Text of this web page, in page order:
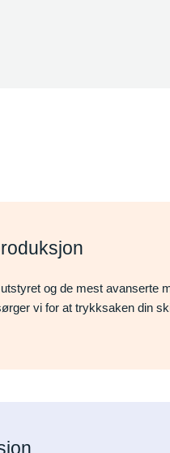
og de mest avanserte
vi for at trykksaken din